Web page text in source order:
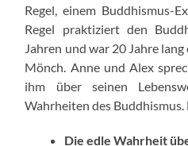
Regel, einem Buddhismus-
Regel praktiziert den
Jahren und war 20 Jahre
Mönch. Anne und Alex
ihm über seinen
Wahrheiten des Buddhismus.
Die edle Wahrheit